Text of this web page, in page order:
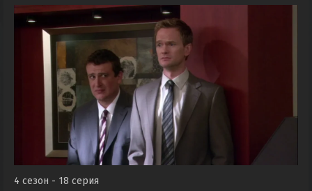
4 сезон - 18 серия